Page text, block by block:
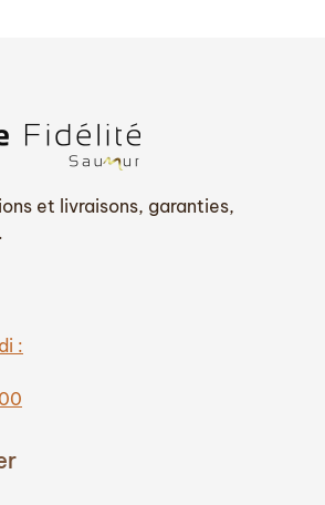
et livraisons, garanties,
: